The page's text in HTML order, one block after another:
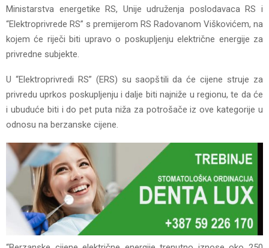
Ministarstva energetike RS, Unije udruženja poslodavaca RS i
“Elektroprivrede RS” s premijerom RS Radovanom Viškovićem, na
kojem će riječi biti upravo o poskupljenju električne energije za
privredne subjekte.
U “Elektroprivredi RS” (ERS) su saopštili da će cijene struje za
privredu uprkos poskupljenju i dalje biti najniže u regionu, te da će
i ubuduće biti i do pet puta niža za potrošače iz ove kategorije u
odnosu na berzanske cijene.